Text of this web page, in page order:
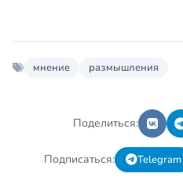
мнение размышления
Поделиться:
Подписаться: Telegram